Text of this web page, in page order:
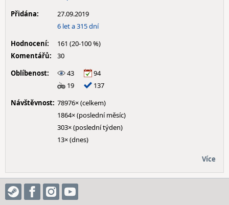
Přidána:
27.09.2019
6 let a 315 dní
Hodnocení:
161 (20-100 %)
Komentářů:
30
Oblíbenost:
43
94
19
137
Návštěvnost: 78976× (celkem)
1864× (poslední měsíc)
303× (poslední týden)
13× (dnes)
Více